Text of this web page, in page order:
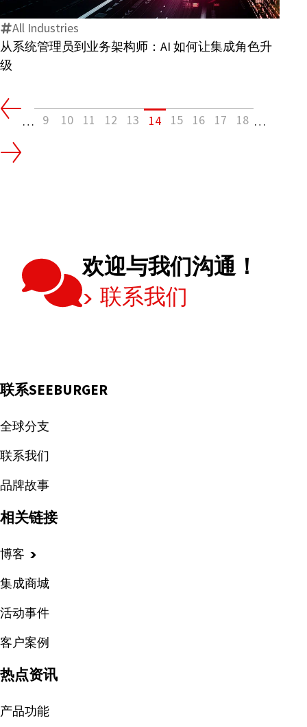
管
员
架
成
角
色
All Industries
从系统管理员到业务架构师：AI 如何让集成角色升
级
… 9 10 11 12 13 14 15 16 17 18 …
欢迎与我们沟通！
联系我们
联系SEEBURGER
全球分支
联系我们
品牌故事
相关链接
博客
集成商城
活动事件
客户案例
热点资讯
产品功能